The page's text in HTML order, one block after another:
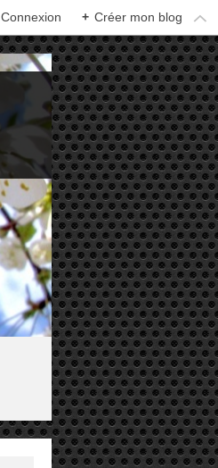
Connexion + Créer mon blog